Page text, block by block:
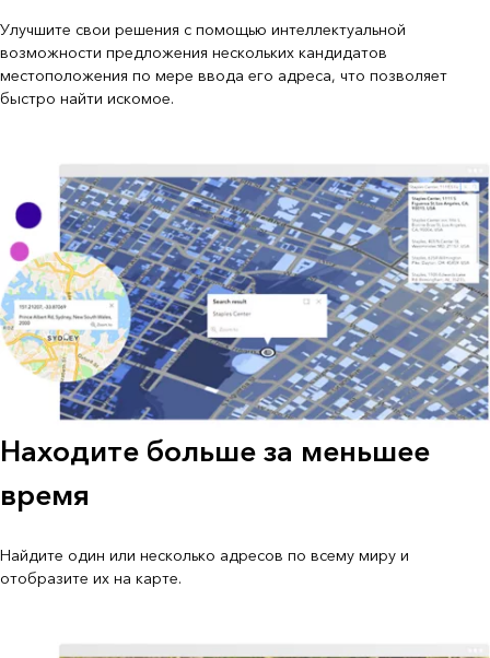
Улучшите свои решения с помощью интеллектуальной
возможности предложения нескольких кандидатов
местоположения по мере ввода его адреса, что позволяет
быстро найти искомое.
Находите больше за меньшее
время
Найдите один или несколько адресов по всему миру и
отобразите их на карте.